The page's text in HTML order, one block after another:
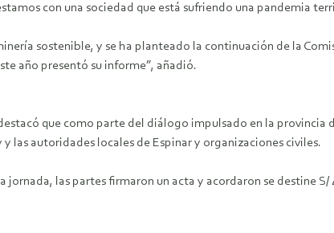
con una sociedad que está sufriendo una pandemia
sostenible, y se ha planteado la continuación de la
año presentó su informe”, añadió.
que como parte del diálogo impulsado en la
las autoridades locales de Espinar y organizaciones civiles.
jornada, las partes firmaron un acta y acordaron se destine